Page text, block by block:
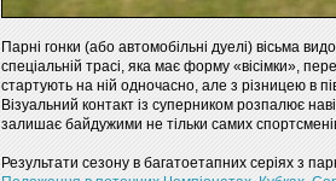
Парні гонки (або автомобільні дуелі) вісьма
спеціальній трасі, яка має форму «вісімки»,
стартують на ній одночасно, але з різницею в
Візуальний контакт із суперником розпалює
залишає байдужими не тільки самих
Результати сезону в багатоетапних серіях з